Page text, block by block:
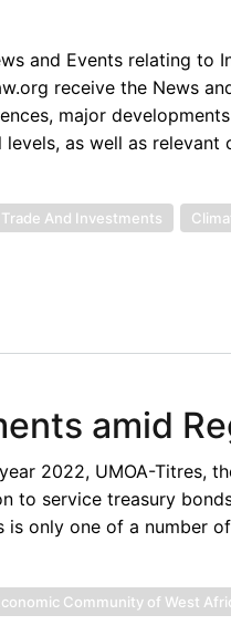
and Events relating to
receive the News
major
as well as relevant
Trade And Investments
amid
2022, UMOA-Titres,
to service treasury
is only one of a number
Community of West